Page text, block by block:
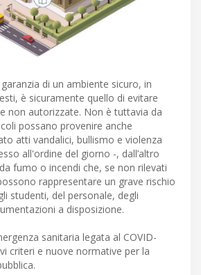
di un ambiente sicuro, in
è sicuramente quello di evitare
non autorizzate. Non è tuttavia da
possano provenire anche
atti vandalici, bullismo e violenza
all'ordine del giorno -, dall’altro
fumo o incendi che, se non rilevati
rappresentare un grave rischio
studenti, del personale, degli
a disposizione.
sanitaria legata al COVID-
criteri e nuove normative per la